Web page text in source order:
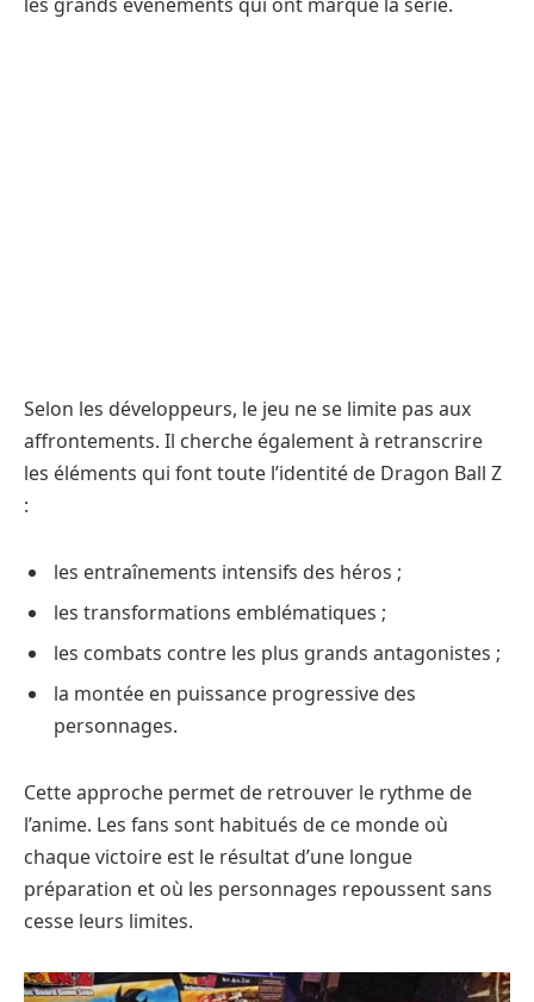
Selon les développeurs, le jeu ne se limite pas aux
affrontements. Il cherche également à retranscrire
les éléments qui font toute l’identité de Dragon Ball Z
:
les entraînements intensifs des héros ;
les transformations emblématiques ;
les combats contre les plus grands antagonistes ;
la montée en puissance progressive des
personnages.
Cette approche permet de retrouver le rythme de
l’anime. Les fans sont habitués de ce monde où
chaque victoire est le résultat d’une longue
préparation et où les personnages repoussent sans
cesse leurs limites.